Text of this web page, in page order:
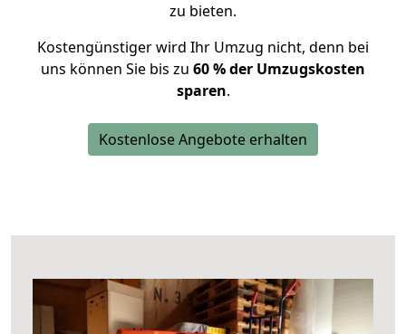
zu bieten.
Kostengünstiger wird Ihr Umzug nicht, denn bei
uns können Sie bis zu 60 % der Umzugskosten
sparen.
Kostenlose Angebote erhalten